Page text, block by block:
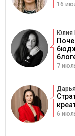
16
Юлия
7
6